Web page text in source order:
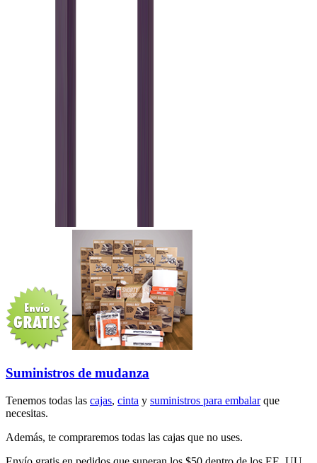
Suministros de mudanza
Tenemos todas las cajas, cinta y suministros para embalarque
necesitas.
Además, te compraremos todas las cajas que no uses.